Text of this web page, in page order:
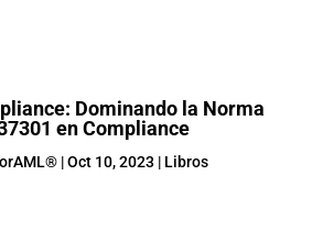
Dominando la Norma
en Compliance
|Oct 10, 2023| Libros